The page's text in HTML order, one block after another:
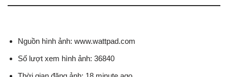
Nguồn hình ảnh: www.wattpad.com
Số lượt xem hình ảnh: 36840